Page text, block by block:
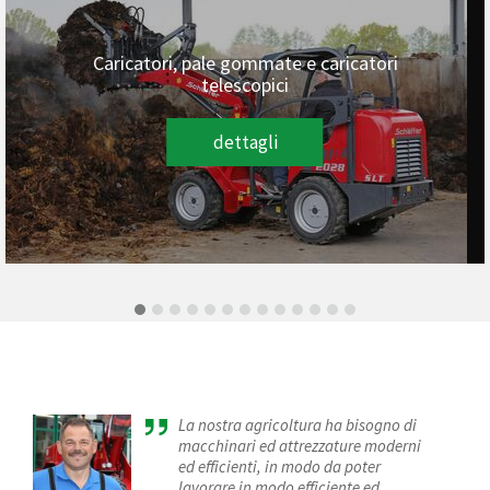
Caricatori, pale gommate e caricatori
telescopici
dettagli
La nostra agricoltura ha bisogno di
macchinari ed attrezzature moderni
ed efficienti, in modo da poter